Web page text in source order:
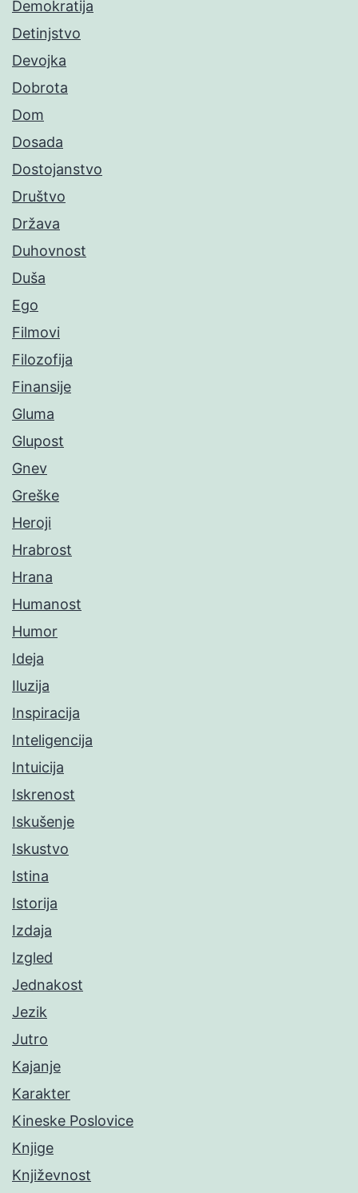
Demokratija
Detinjstvo
Devojka
Dobrota
Dom
Dosada
Dostojanstvo
Društvo
Država
Duhovnost
Duša
Ego
Filmovi
Filozofija
Finansije
Gluma
Glupost
Gnev
Greške
Heroji
Hrabrost
Hrana
Humanost
Humor
Ideja
Iluzija
Inspiracija
Inteligencija
Intuicija
Iskrenost
Iskušenje
Iskustvo
Istina
Istorija
Izdaja
Izgled
Jednakost
Jezik
Jutro
Kajanje
Karakter
Kineske Poslovice
Knjige
Književnost